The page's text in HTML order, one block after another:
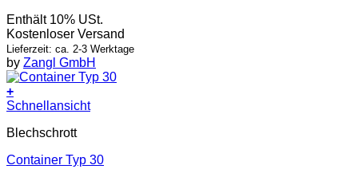
Enthält 10% USt.
Kostenloser Versand
Lieferzeit: ca. 2-3 Werktage
by Zangl GmbH
+
Schnellansicht
Blechschrott
Container Typ 30